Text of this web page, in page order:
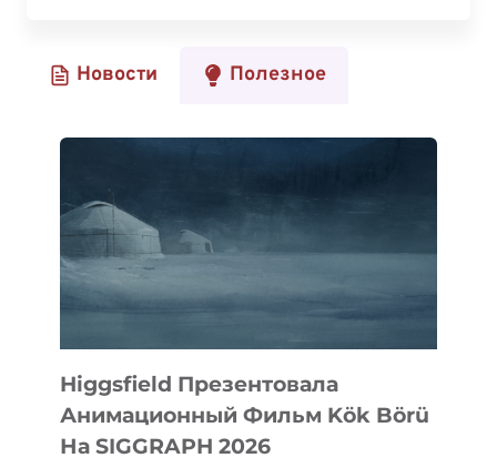
В
Новости Полезное
Higgsfield Презентовала
Анимационный Фильм Kök Börü
На SIGGRAPH 2026